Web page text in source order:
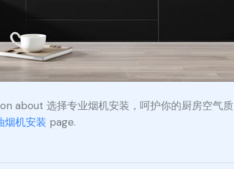
about 选择专业烟机安装，呵护你的厨房空气质
烟机安装 page.